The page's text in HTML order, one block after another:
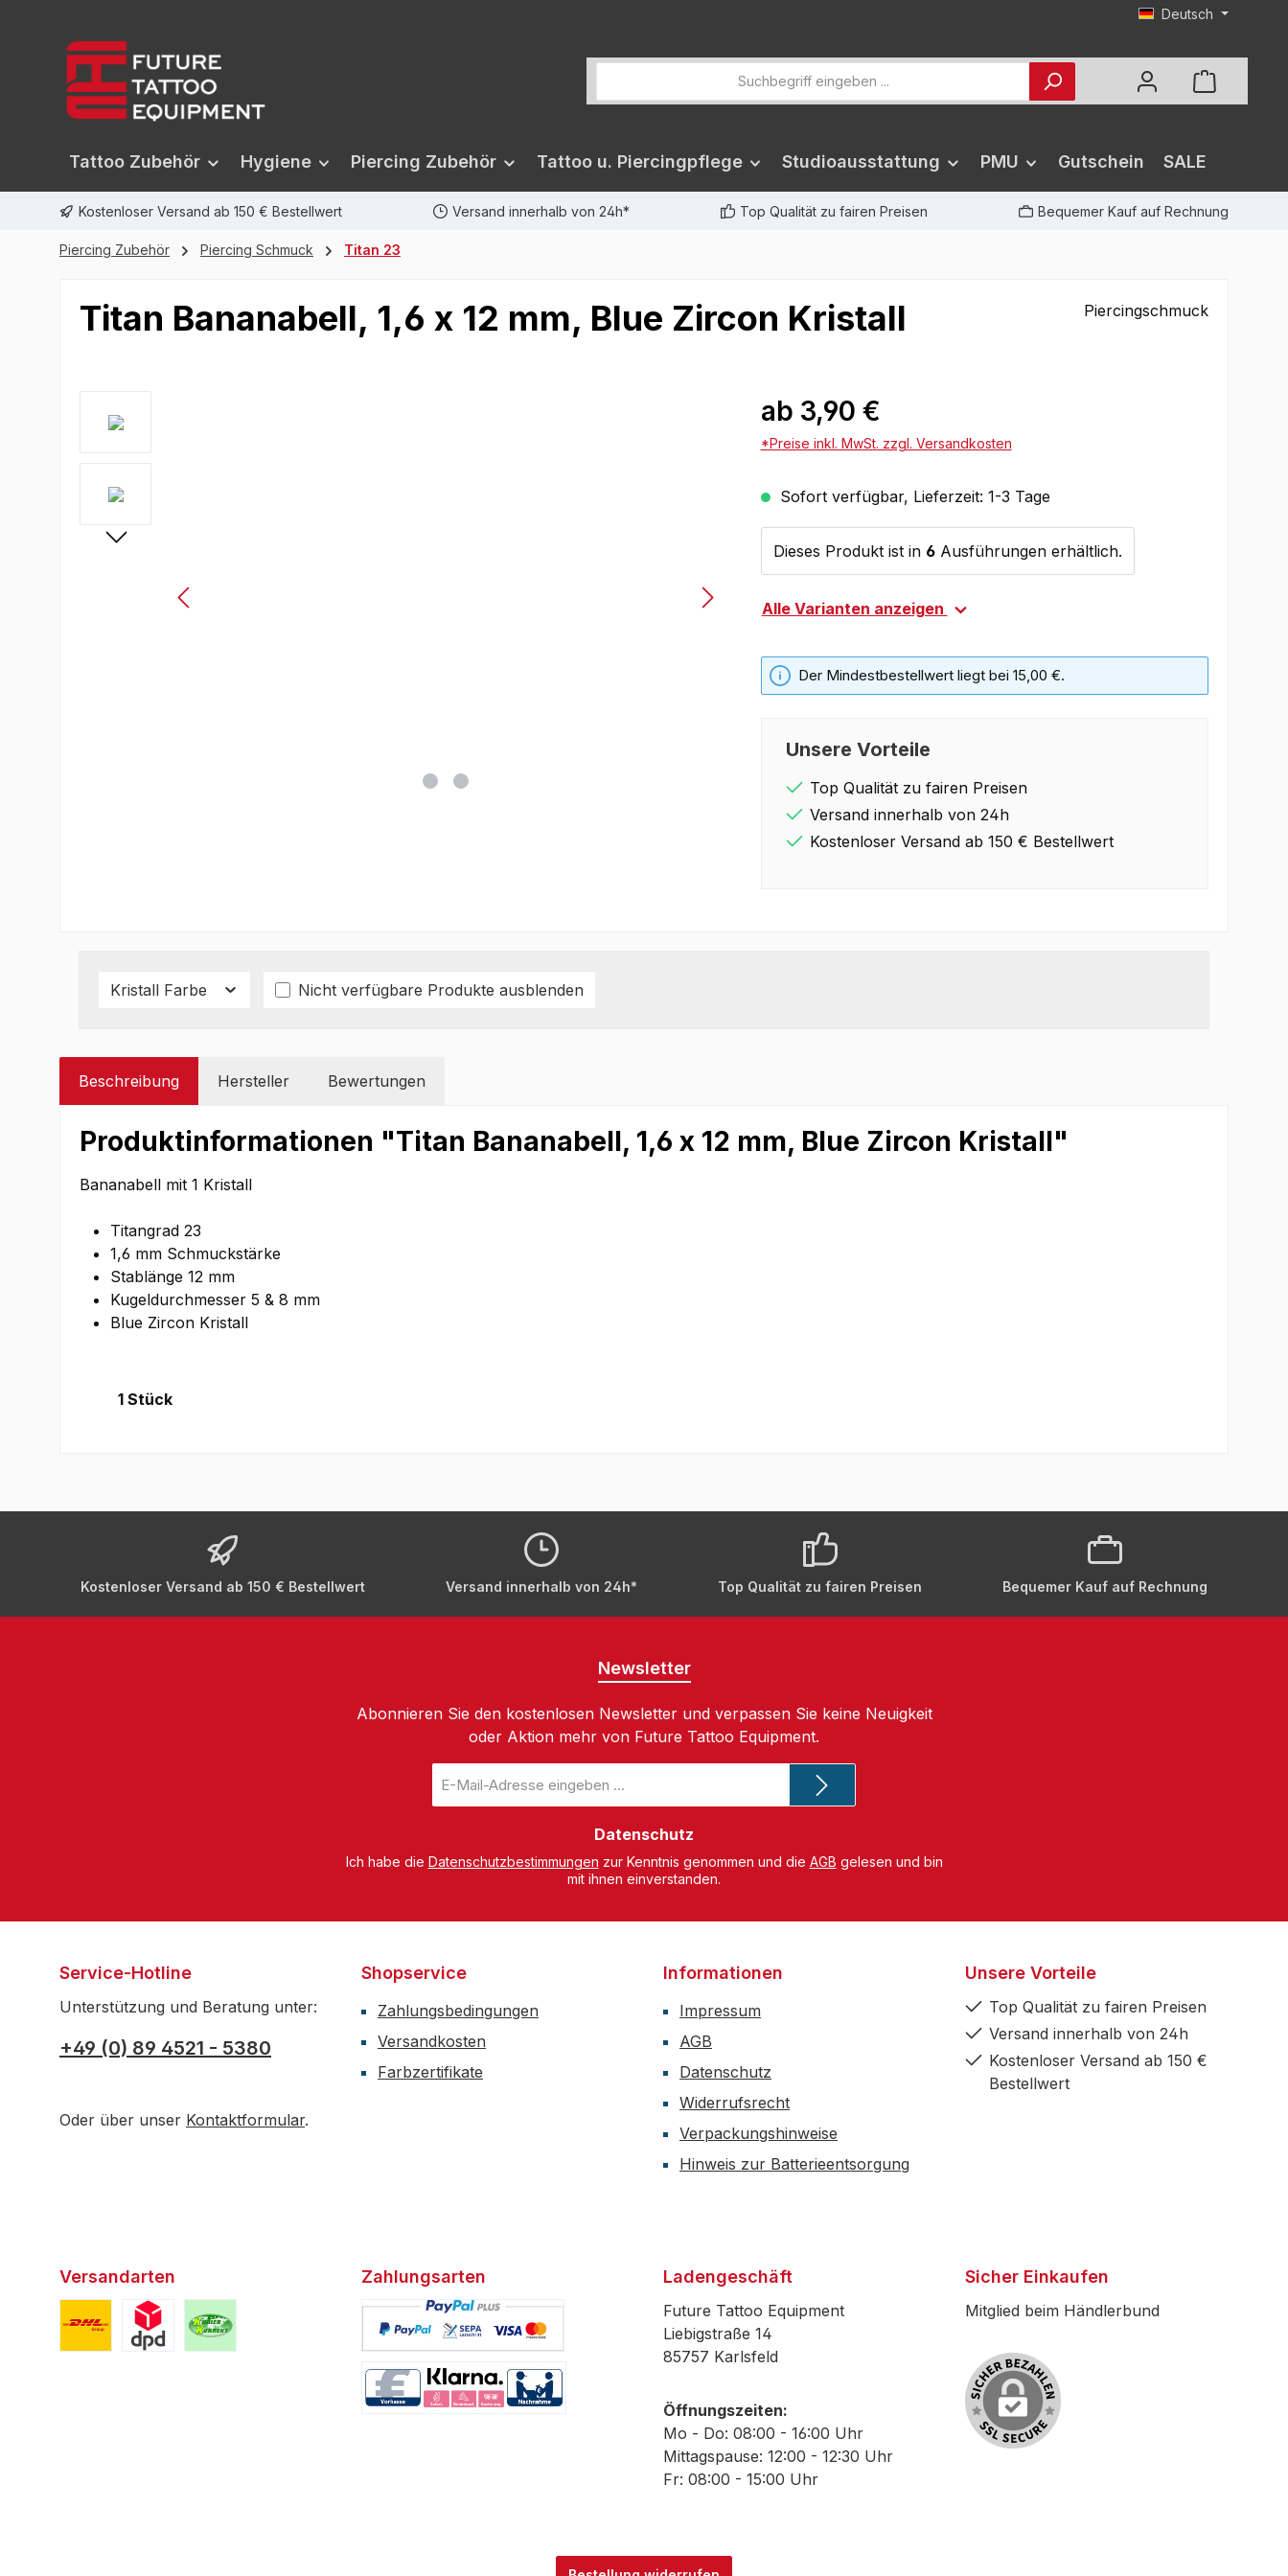
Deutsch
Tattoo Zubehör Hygiene Piercing Zubehör Tattoo u. Piercingpflege Studioausstattung PMU Gutschein SALE
Kostenloser Versand ab 150 € Bestellwert Versand innerhalb von 24h* Top Qualität zu fairen Preisen Bequemer Kauf auf Rechnung
Piercing Zubehör Piercing Schmuck Titan 23
Titan Bananabell, 1,6 x 12 mm, Blue Zircon Kristall Piercingschmuck
ab 3,90 €
*Preise inkl. MwSt. zzgl. Versandkosten
Sofort verfügbar, Lieferzeit: 1-3 Tage
Dieses Produkt ist in 6Ausführungen erhältlich.
Alle Varianten anzeigen
Der Mindestbestellwert liegt bei 15,00 €.
Unsere Vorteile
Top Qualität zu fairen Preisen
Versand innerhalb von 24h
Kostenloser Versand ab 150 € Bestellwert
Kristall Farbe Nicht verfügbare Produkte ausblenden
Beschreibung Hersteller Bewertungen
Produktinformationen "Titan Bananabell, 1,6 x 12 mm, Blue Zircon Kristall"
Bananabell mit 1 Kristall
Titangrad 23
1,6 mm Schmuckstärke
Stablänge 12 mm
Kugeldurchmesser 5 & 8 mm
Blue Zircon Kristall
1 Stück
Kostenloser Versand ab 150 € Bestellwert Versand innerhalb von 24h* Top Qualität zu fairen Preisen Bequemer Kauf auf Rechnung
Newsletter
Abonnieren Sie den kostenlosen Newsletter und verpassen Sie keine Neuigkeit
oder Aktion mehr von Future Tattoo Equipment.
Mail-
Adresse
Datenschutz
Ich habe die Datenschutzbestimmungen zur Kenntnis genommen und die AGB gelesen und bin
mit ihnen einverstanden.
Service-Hotline
Unterstützung und Beratung unter:
+49 (0) 89 4521 - 5380
Oder über unser Kontaktformular.
Shopservice
Zahlungsbedingungen
Versandkosten
Farbzertifikate
Informationen
Impressum
AGB
Datenschutz
Widerrufsrecht
Verpackungshinweise
Hinweis zur Batterieentsorgung
Unsere Vorteile
Top Qualität zu fairen Preisen
Versand innerhalb von 24h
Kostenloser Versand ab 150 €
Bestellwert
Versandarten Zahlungsarten Ladengeschäft
Future Tattoo Equipment
Liebigstraße 14
85757 Karlsfeld
Öffnungszeiten:
Mo - Do: 08:00 - 16:00 Uhr
Mittagspause: 12:00 - 12:30 Uhr
Fr: 08:00 - 15:00 Uhr
Sicher Einkaufen
Mitglied beim Händlerbund